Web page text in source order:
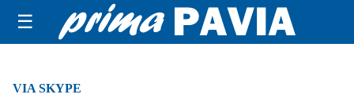
☰
VIA SKYPE